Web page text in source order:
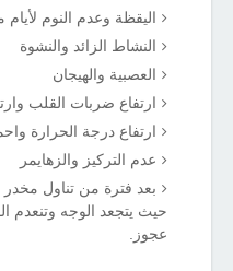
اليقظة وعدم النوم لأيام
النشاط الزائد والنشوة
العصبية والهيجان
ارتفاع ضربات القلب
ارتفاع درجة الحرارة
عدم التركيز والزهايمر
بعد فترة من تناول
حيث يتجعد الوجه وتنعدم
عجوز.